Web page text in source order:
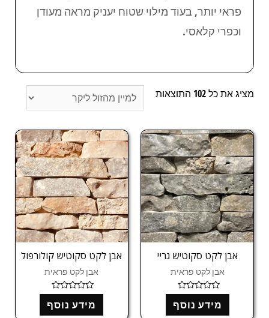
פראי יותר, בעוד מילוי שטוח יעניק מראה מעודן
וכפרי קלאסי.
מציג את כל 102 התוצאות
אבן לקט סקוטיש גריי
אבן לקט פראית
ד
ו
מידע נוסף
אבן לקט סקוטיש קולורפול
אבן לקט פראית
ד
ו
מידע נוסף